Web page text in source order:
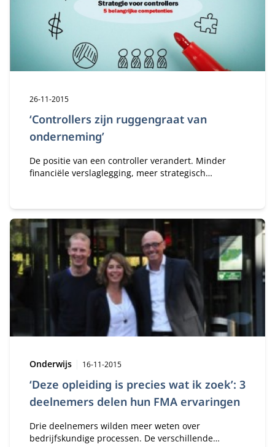
‘Controllers zijn ruggengraat van
onderneming’
Publicatiedatum:
26-11-2015
De positie van een controller verandert. Minder
financiële verslaglegging, meer strategisch
‘Deze opleiding is precies wat ik zoek’: 3
deelnemers delen hun FMA ervaringen
Type:
Onderwijs Publicatiedatum:
16-11-2015
Drie deelnemers wilden meer weten over
bedrijfskundige processen. De verschillende